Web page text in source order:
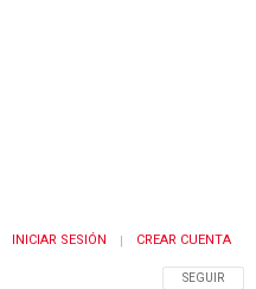
SIGA ESTA
SEGUIR
INICIAR SESIÓN | CREAR CUENTA